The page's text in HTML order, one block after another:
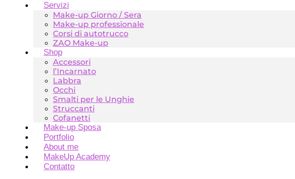
Servizi
Make-up Giorno / Sera
Make-up professionale
Corsi di autotrucco
ZAO Make-up
Shop
Accessori
l’Incarnato
Labbra
Occhi
Smalti per le Unghie
Struccanti
Cofanetti
Make-up Sposa
Portfolio
About me
MakeUp Academy
Contatto